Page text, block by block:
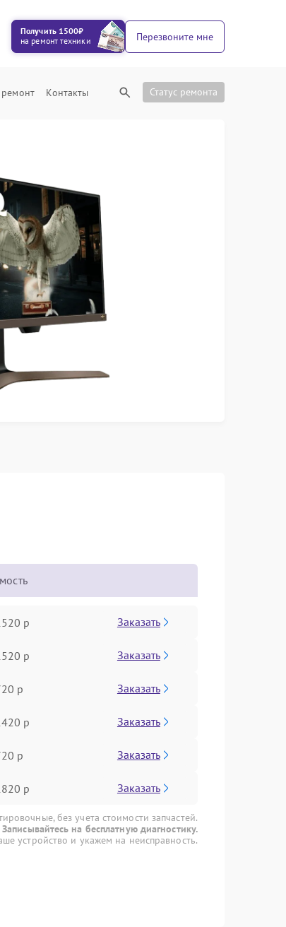
Получить 1500₽
на ремонт техники
Перезвоните мне
Контакты Статус ремонта
р Заказать
р Заказать
р Заказать
р Заказать
р Заказать
р Заказать
без учета стоимости запчастей.
Записывайтесь на бесплатную диагностику.
устройство и укажем на неисправность.